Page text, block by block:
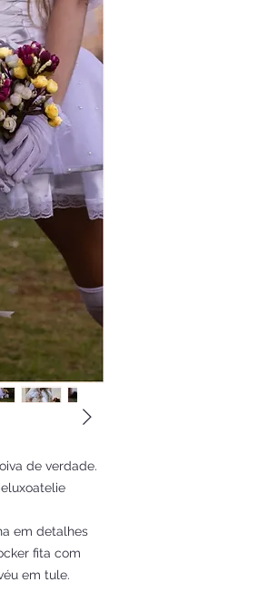
de verdade.
em detalhes
fita com
em tule.